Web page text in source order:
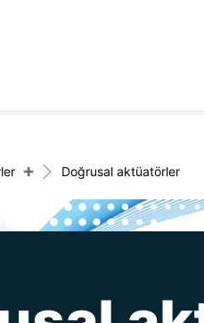
+ Doğrusal aktüatörler